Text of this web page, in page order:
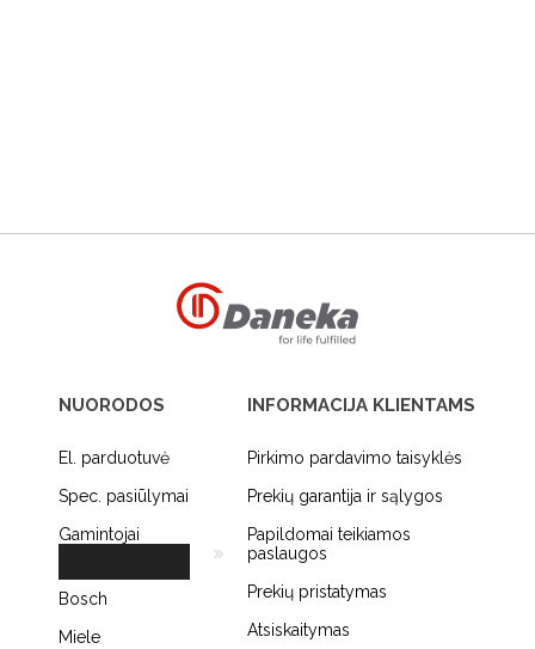
NUORODOS
El. parduotuvė
Spec. pasiūlymai
Gamintojai
Bosch
Miele
INFORMACIJA KLIENTAMS
Pirkimo pardavimo taisyklės
Prekių garantija ir sąlygos
Papildomai teikiamos
paslaugos
Prekių pristatymas
Atsiskaitymas